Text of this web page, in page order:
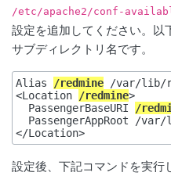
/etc/apache2/conf-
設定を追加してください。以
サブディレクトリ名です。
Alias /redmine /var/lib/
<Location
/redmine>
  PassengerBaseURI
/
設定後、下記コマンドを実行